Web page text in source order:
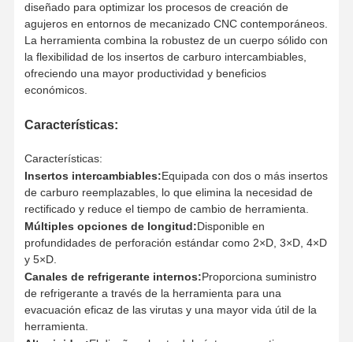
Inicio Productos
Sobre
Nosotros
Visita A La
Fábrica
diseñado para optimizar los procesos de creación de
agujeros en entornos de mecanizado CNC contemporáneos.
La herramienta combina la robustez de un cuerpo sólido con
la flexibilidad de los insertos de carburo intercambiables,
ofreciendo una mayor productividad y beneficios
económicos.
Características:
Características:
Insertos intercambiables:Equipada con dos o más insertos
de carburo reemplazables, lo que elimina la necesidad de
rectificado y reduce el tiempo de cambio de herramienta.
Múltiples opciones de longitud:Disponible en
profundidades de perforación estándar como 2×D, 3×D, 4×D
y 5×D.
Canales de refrigerante internos:Proporciona suministro
de refrigerante a través de la herramienta para una
evacuación eficaz de las virutas y una mayor vida útil de la
herramienta.